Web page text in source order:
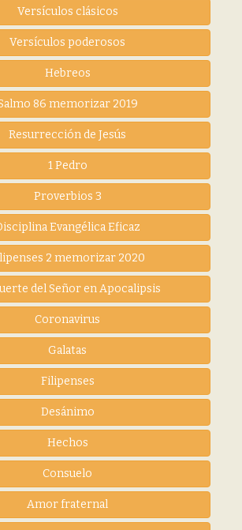
Versículos clásicos
Versículos poderosos
Hebreos
86 memorizar 2019
Resurrección de Jesús
1 Pedro
Proverbios 3
Evangélica Eficaz
2 memorizar 2020
del Señor en Apocalipsis
Coronavirus
Galatas
Filipenses
Desánimo
Hechos
Consuelo
Amor fraternal